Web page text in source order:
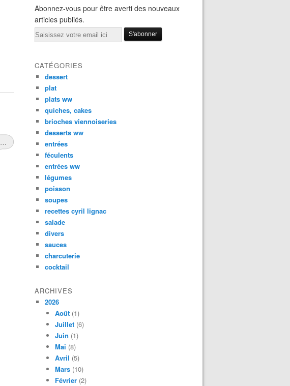
…
Abonnez-vous pour être averti des nouveaux
articles publiés.
Email
CATÉGORIES
dessert
plat
plats ww
quiches, cakes
brioches viennoiseries
desserts ww
entrées
féculents
entrées ww
légumes
poisson
soupes
recettes cyril lignac
salade
divers
sauces
charcuterie
cocktail
ARCHIVES
2026
Août (1)
Juillet (6)
Juin (1)
Mai (8)
Avril (5)
Mars (10)
Février (2)